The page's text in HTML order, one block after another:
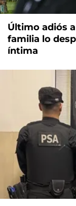
Último adiós
familia lo
íntima